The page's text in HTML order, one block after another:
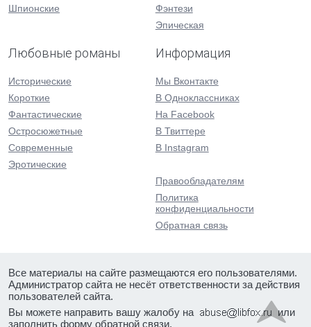
Шпионские
Фэнтези
Эпическая
Любовные романы
Исторические
Короткие
Фантастические
Остросюжетные
Современные
Эротические
Информация
Мы Вконтакте
В Одноклассниках
На Facebook
В Твиттере
В Instagram
Правообладателям
Политика
конфиденциальности
Обратная связь
Все материалы на сайте размещаются его пользователями.
Администратор сайта не несёт ответственности за действия
пользователей сайта.
Вы можете направить вашу жалобу на
или
заполнить форму обратной связи.